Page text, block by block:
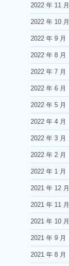
2022 年 11 月
2022 年 10 月
2022 年 9 月
2022 年 8 月
2022 年 7 月
2022 年 6 月
2022 年 5 月
2022 年 4 月
2022 年 3 月
2022 年 2 月
2022 年 1 月
2021 年 12 月
2021 年 11 月
2021 年 10 月
2021 年 9 月
2021 年 8 月